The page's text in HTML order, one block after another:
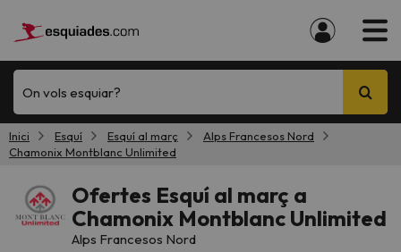
On vols esquiar?
Inici Esquí Esquí al març
Alps Francesos Nord
Chamonix Montblanc Unlimited
Ofertes Esquí al març a
Chamonix Montblanc Unlimited
Alps Francesos Nord